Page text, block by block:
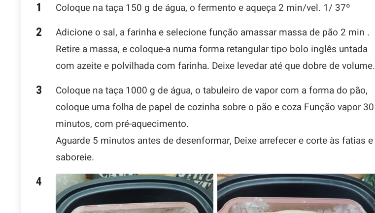
Coloque na taça 150 g de água, o fermento e aqueça 2 min/vel. 1/ 37º
Adicione o sal, a farinha e selecione função amassar massa de pão 2 min .
Retire a massa, e coloque-a numa forma retangular tipo bolo inglês untada
com azeite e polvilhada com farinha. Deixe levedar até que dobre de volume.
Coloque na taça 1000 g de água, o tabuleiro de vapor com a forma do pão,
coloque uma folha de papel de cozinha sobre o pão e coza Função vapor 30
minutos, com pré-aquecimento.
Aguarde 5 minutos antes de desenformar, Deixe arrefecer e corte às fatias e
saboreie.